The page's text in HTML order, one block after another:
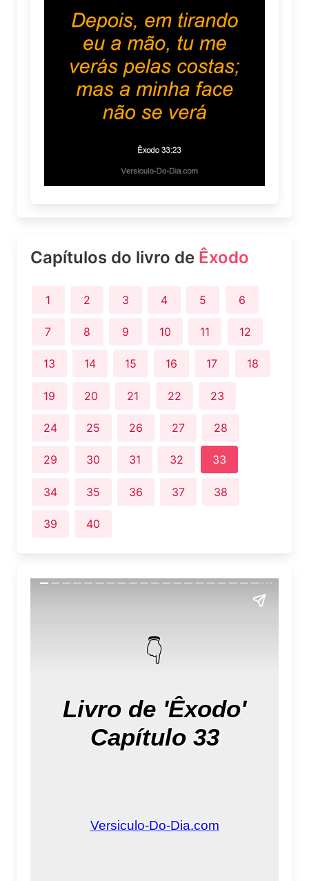
Capítulos do livro de Êxodo
1 2 3 4 5 6
7 8 9 10 11 12
13 14 15 16 17 18
19 20 21 22 23
24 25 26 27 28
29 30 31 32 33
34 35 36 37 38
39 40